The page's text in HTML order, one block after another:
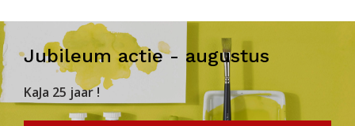
Jubileum actie - augustus
KaJa 25 jaar !